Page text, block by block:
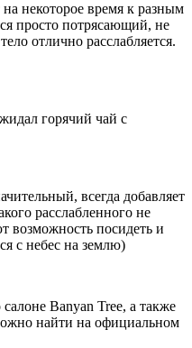
некоторое время к разным
просто потрясающий, не
отлично расслабляется.
горячий чай с
всегда добавляет
расслабленного не
возможность посидеть и
с небес на землю)
Banyan Tree, а также
найти на официальном